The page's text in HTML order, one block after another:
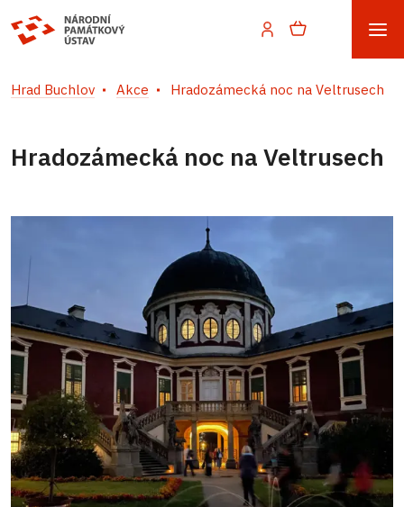
Hrad Buchlov Akce Hradozámecká noc na Veltrusech
Hradozámecká noc na Veltrusech